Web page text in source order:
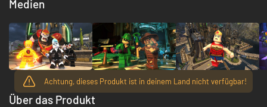
Achtung, dieses Produkt ist in deinem Land nicht verfügbar!
Über das Produkt
Medien